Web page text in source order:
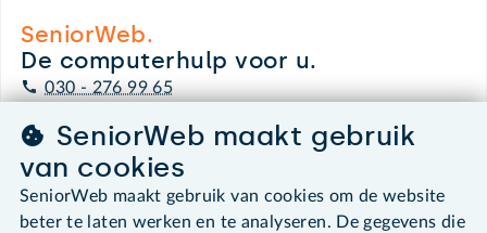
SeniorWeb.
De computerhulp voor u.
030 - 276 99 65
SeniorWeb maakt gebruik
van cookies
SeniorWeb maakt gebruik van cookies om de website
beter te laten werken en te analyseren. De gegevens die